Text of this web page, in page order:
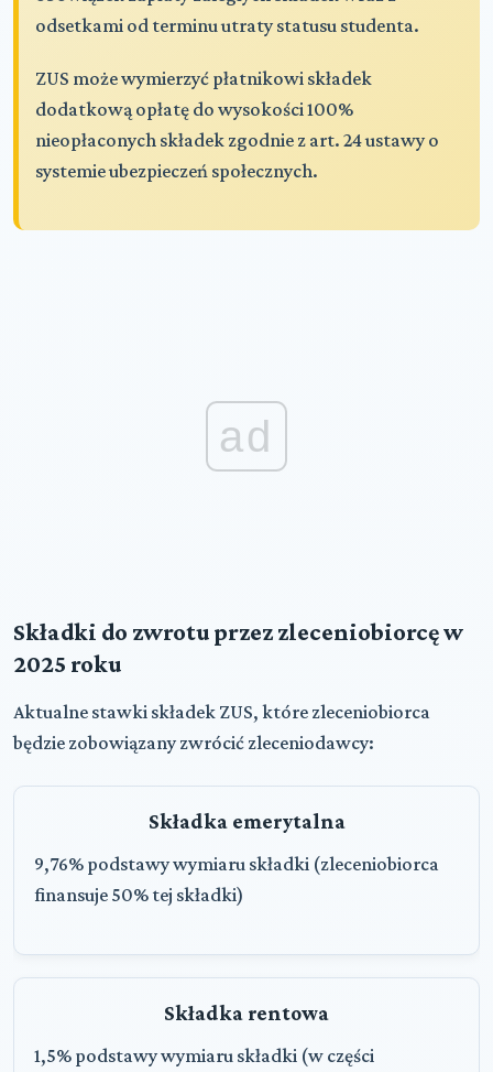
odsetkami od terminu utraty statusu studenta.
ZUS może wymierzyć płatnikowi składek
dodatkową opłatę do wysokości 100%
nieopłaconych składek zgodnie z art. 24 ustawy o
systemie ubezpieczeń społecznych.
ad
Składki do zwrotu przez zleceniobiorcę w
2025 roku
Aktualne stawki składek ZUS, które zleceniobiorca
będzie zobowiązany zwrócić zleceniodawcy:
Składka emerytalna
9,76% podstawy wymiaru składki (zleceniobiorca
finansuje 50% tej składki)
Składka rentowa
1,5% podstawy wymiaru składki (w części